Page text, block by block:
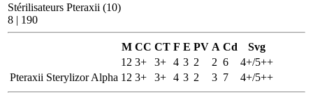
Stérilisateurs Pteraxii (10)
8 | 190
M CC CT F E PV A Cd
Svg
12 3+ 3+ 4 3 2 2 6
4+/5++
Pteraxii Sterylizor Alpha 12 3+ 3+ 4 3 2 3 7 4+/5++